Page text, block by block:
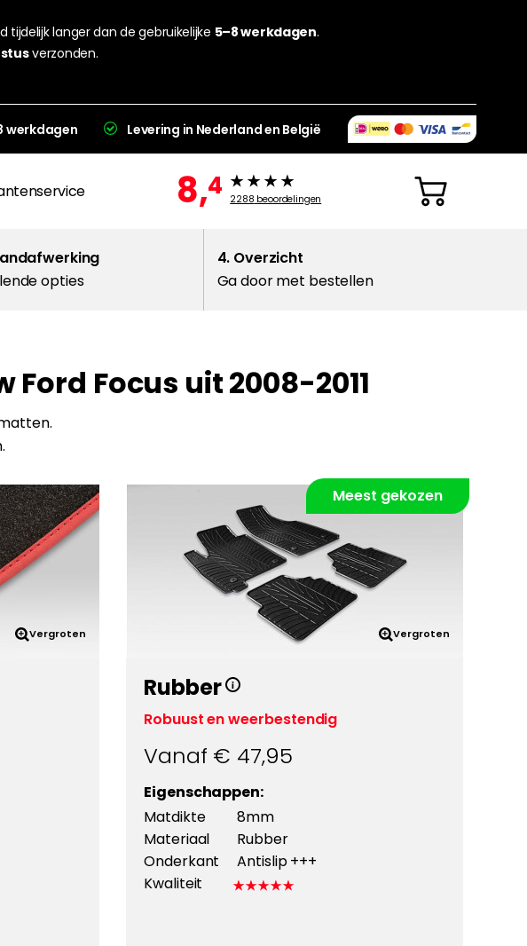
tijdelijk langer dan de gebruikelijke 5–8 werkdagen.
verzonden.
werkdagen Levering in Nederland en België
8,4 2288 beoordelingen
opties
4. Overzicht
Ga door met bestellen
Focus uit 2008-2011
Vergroten Vergroten
Meest gekozen
Rubber
Robuust en weerbestendig
Vanaf € 47,95
Eigenschappen:
Matdikte
8mm
Materiaal
Rubber
Onderkant
Antislip +++
Kwaliteit